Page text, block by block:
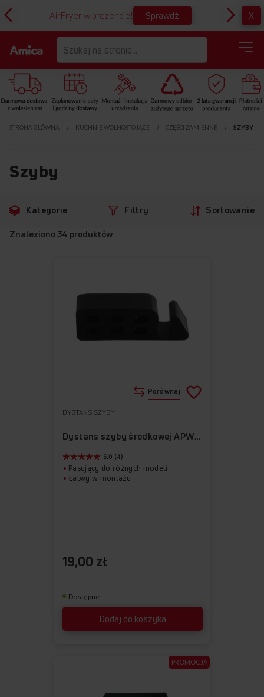
AirFryer w prezencie! Sprawdź X
STRONA GŁÓWNA KUCHNIE WOLNOSTOJĄCE CZĘŚCI ZAMIENNE SZYBY
Szyby
do
Kategorie Filtry Sortowanie
Znaleziono 34 produktów
DYSTANS SZYBY
Dystans szyby środkowej APWI1005-2
Dodaj do koszyka
5.0 (4)
Pasujący do różnych modeli
Łatwy w montażu
19,00 zł
Dostępne
Porównaj
ulubionych
z
PROMOCJA
do